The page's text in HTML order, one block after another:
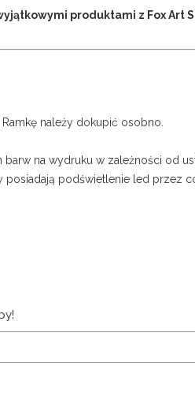
produktami z Fox Art
Ramkę należy dokupić osobno.
na wydruku w zależności od
podświetlenie led przez